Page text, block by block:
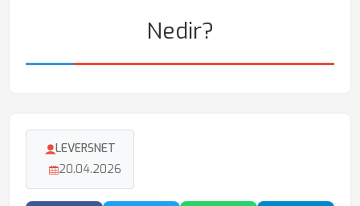
Nedir?
LEVERSNET
20.04.2026